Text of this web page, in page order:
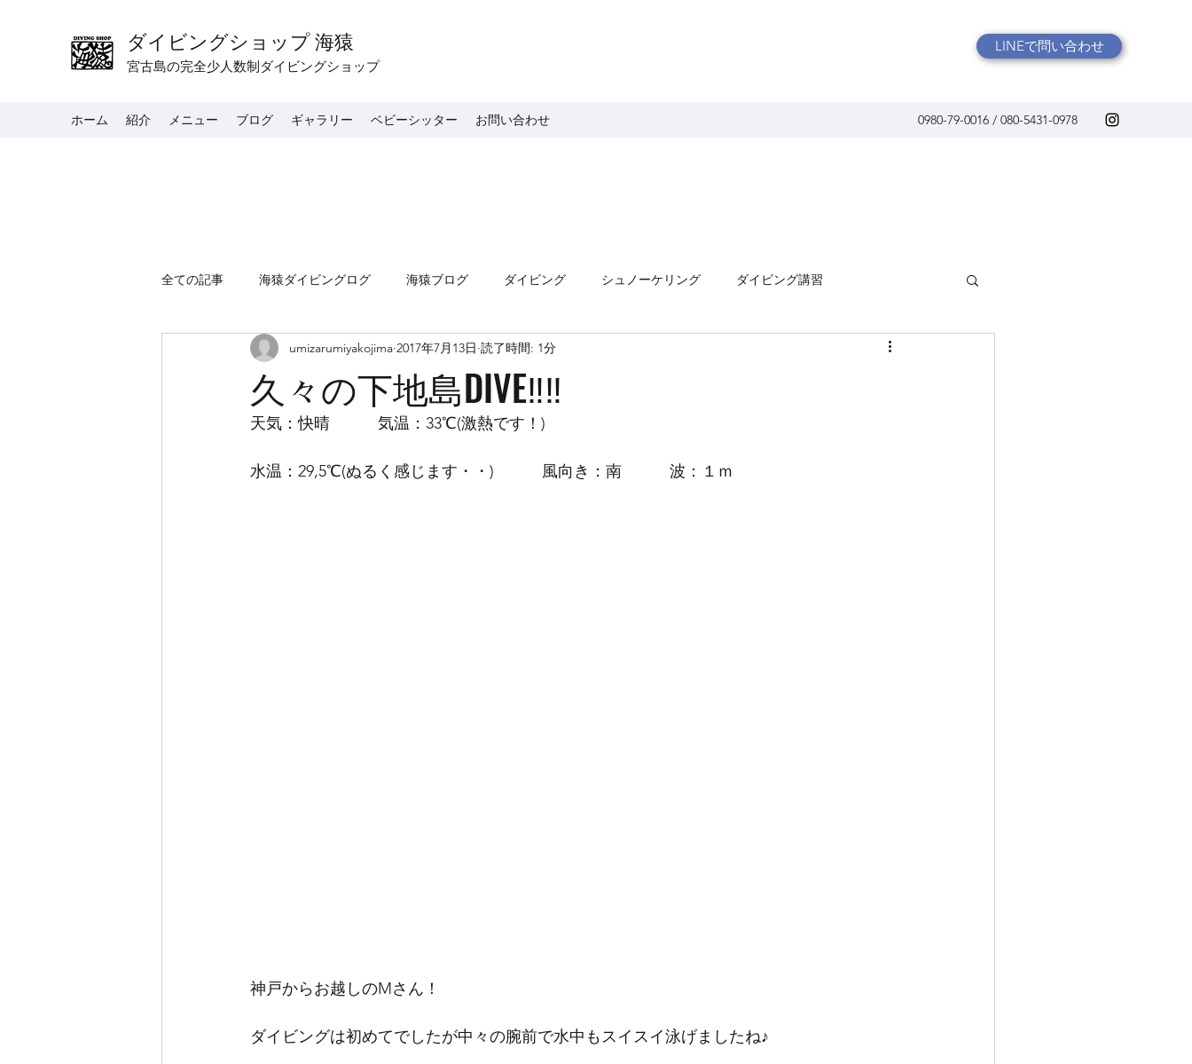
ダイビングショップ 海猿
宮古島の完全少人数制ダイビングショップ
LINEで問い合わせ
ホーム 紹介 メニュー ブログ ギャラリー ベビーシッター お問い合わせ 0980-79-0016 / 080-5431-0978
全ての記事 海猿ダイビングログ 海猿ブログ ダイビング シュノーケリング ダイビング講習
久々の下地島DIVE‼‼
umizarumiyakojima 2017年7月13日 読了時間: 1分
天気：快晴　　　気温：33℃(激熱です！)
水温：29,5℃(ぬるく感じます・・)　　　風向き：南　　　波：１ｍ
神戸からお越しのMさん！
ダイビングは初めてでしたが中々の腕前で水中もスイスイ泳げましたね♪